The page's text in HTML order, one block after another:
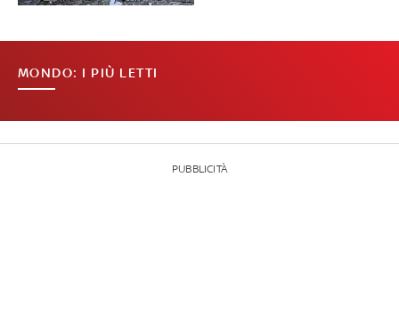
MONDO: I PIÙ LETTI
PUBBLICITÀ